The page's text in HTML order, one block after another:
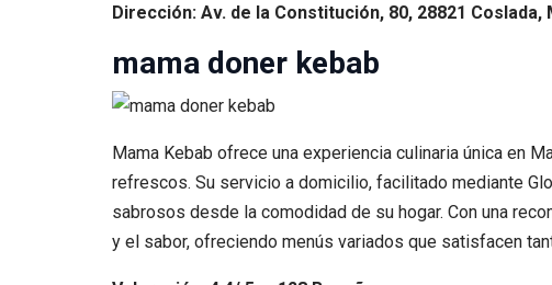
Dirección: Av. de la Constitución, 80, 28821 Coslada,
mama doner kebab
Mama Kebab ofrece una experiencia culinaria única en
refrescos. Su servicio a domicilio, facilitado mediante
sabrosos desde la comodidad de su hogar. Con una
y el sabor, ofreciendo menús variados que satisfacen